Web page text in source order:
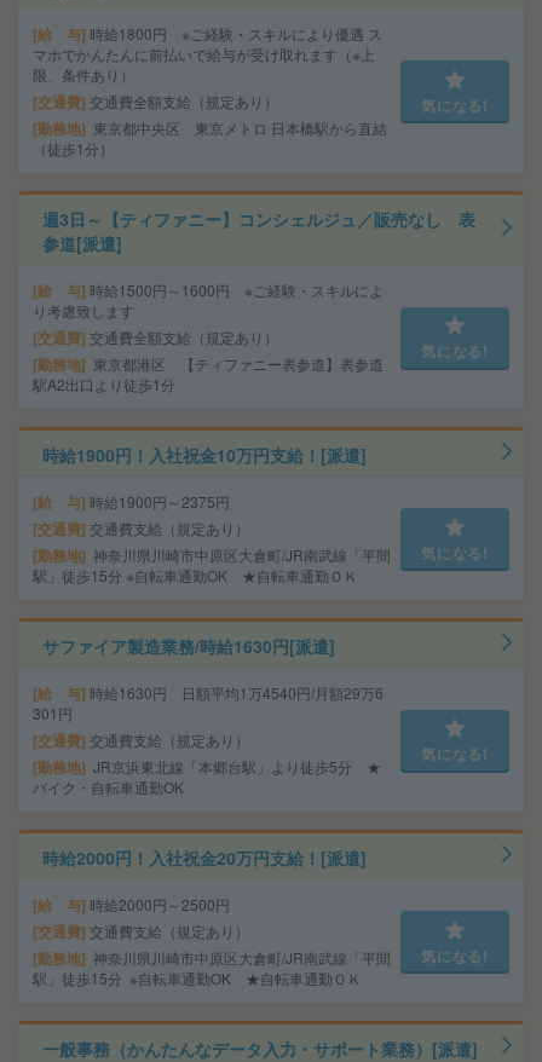
給 与 時給1800円 ※ご経験・スキルにより優遇 ス
マホでかんたんに前払いで給与が受け取れます（※上
限、条件あり）
交通費 交通費全額支給（規定あり）
勤務地
東京都中央区 東京メトロ 日本橋駅から直結
（徒歩1分）
気になる!
週3日～【ティファニー】コンシェルジュ／販売なし 表
参道[派遣]
給 与 時給1500円～1600円 ※ご経験・スキルによ
り考慮致します
交通費 交通費全額支給（規定あり）
勤務地
東京都港区 【ティファニー表参道】表参道
駅A2出口より徒歩1分
気になる!
時給1900円！入社祝金10万円支給！[派遣]
給 与 時給1900円～2375円
交通費 交通費支給（規定あり）
勤務地 神奈川県川崎市中原区大倉町/JR南武線「平間
駅」徒歩15分 ※自転車通勤OK ★自転車通勤ＯＫ
気になる!
サファイア製造業務/時給1630円[派遣]
給 与 時給1630円 日額平均1万4540円/月額29万6
301円
交通費 交通費支給（規定あり）
勤務地 JR京浜東北線「本郷台駅」より徒歩5分 ★
バイク・自転車通勤OK
気になる!
時給2000円！入社祝金20万円支給！[派遣]
給 与 時給2000円～2500円
交通費 交通費支給（規定あり）
勤務地 神奈川県川崎市中原区大倉町/JR南武線「平間
駅」徒歩15分 ※自転車通勤OK ★自転車通勤ＯＫ
気になる!
一般事務（かんたんなデータ入力・サポート業務）[派遣]